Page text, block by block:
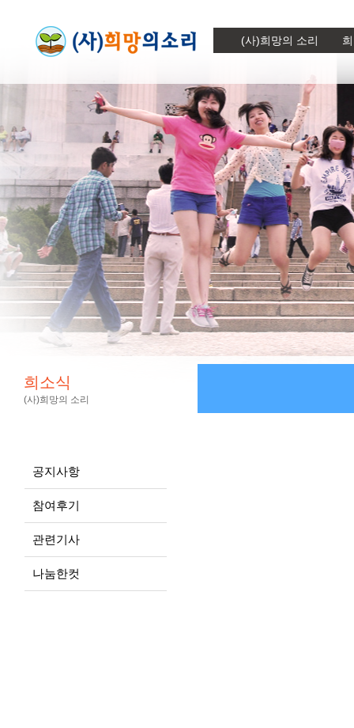
(사)희망의 소리
희소식
(사)희망의 소리
공지사항
참여후기
관련기사
나눔한컷